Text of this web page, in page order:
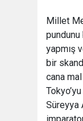
Millet
pundunu
yapmış
bir
cana
Süreyya